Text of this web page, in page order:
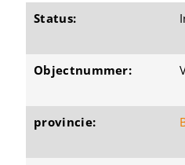
Status:
Objectnummer:
provincie: